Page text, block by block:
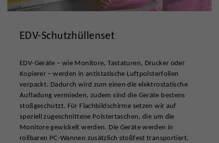
EDV-Schutzhüllenset
EDV-Geräte – wie Monitore, Tastaturen, Drucker oder
Kopierer – werden in antistatische Luftpolsterfolien
verpackt. Dadurch wird zum einen die elektrostatische
Aufladung vermieden, zudem sind die Geräte bestens
stoßgeschützt. Für Flachbildschirme setzen wir auf
speziell zugeschnittene Polstertaschen, die um die
Monitore gewickelt werden. Die Geräte werden in
rollbaren PC-Wannen zusätzlich stoßfest transportiert.